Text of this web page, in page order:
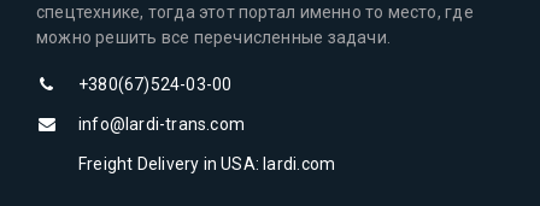
спецтехнике, тогда этот портал именно то место, где
можно решить все перечисленные задачи.
+380(67)524-03-00
info@lardi-trans.com
Freight Delivery in USA: lardi.com